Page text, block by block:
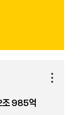
조 985억